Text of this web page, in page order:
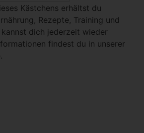
Kästchens erhältst du
Rezepte, Training und
dich jederzeit wieder
findest du in unserer